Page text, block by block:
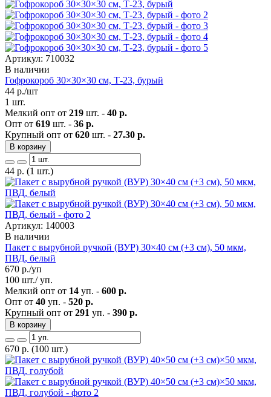
Артикул: 710032
В наличии
Гофрокороб 30×30×30 см, Т-23, бурый
44 р./шт
1 шт.
Мелкий опт от 219 шт. - 40 р.
Опт от 619 шт. - 36 р.
Крупный опт от 620 шт. - 27.30 р.
В корзину
44 р. (1 шт.)
Артикул: 140003
В наличии
Пакет с вырубной ручкой (ВУР) 30×40 см (+3 см), 50 мкм,
ПВД, белый
670 р./уп
100 шт./ уп.
Мелкий опт от 14 уп. - 600 р.
Опт от 40 уп. - 520 р.
Крупный опт от 291 уп. - 390 р.
В корзину
670 р. (100 шт.)